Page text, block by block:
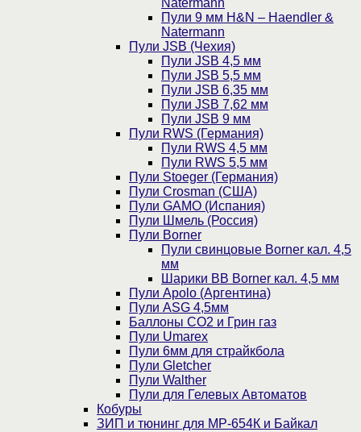
Natermann
Пули 9 мм H&N – Haendler &
Natermann
Пули JSB (Чехия)
Пули JSB 4,5 мм
Пули JSB 5,5 мм
Пули JSB 6,35 мм
Пули JSB 7,62 мм
Пули JSB 9 мм
Пули RWS (Германия)
Пули RWS 4,5 мм
Пули RWS 5,5 мм
Пули Stoeger (Германия)
Пули Crosman (США)
Пули GAMO (Испания)
Пули Шмель (Россия)
Пули Borner
Пули свинцовые Borner кал. 4,5
мм
Шарики BB Borner кал. 4,5 мм
Пули Apolo (Аргентина)
Пули ASG 4,5мм
Баллоны CO2 и Грин газ
Пули Umarex
Пули 6мм для страйкбола
Пули Gletcher
Пули Walther
Пули для Гелевых Автоматов
Кобуры
ЗИП и тюнинг для МР-654К и Байкал